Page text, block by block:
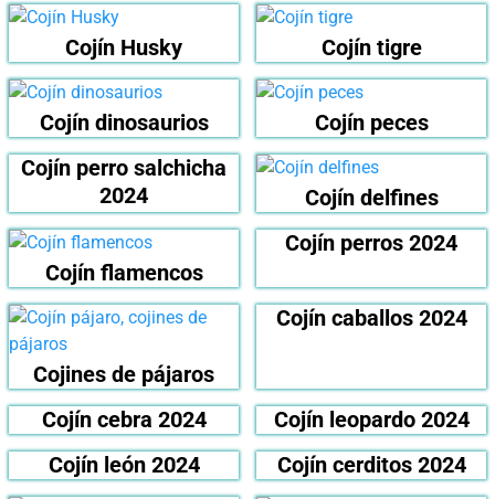
Cojín Husky Cojín tigre
Cojín dinosaurios
Cojín peces
Cojín perro salchicha
2024
Cojín delfines
Cojín flamencos
Cojín perros 2024
Cojines de pájaros
Cojín caballos 2024
Cojín cebra 2024
Cojín leopardo 2024
Cojín león 2024
Cojín cerditos 2024